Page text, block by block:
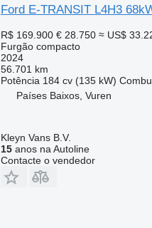
Ford E-TRANSIT L4H3
R$ 169.900 € 28.750 ≈ US$
Furgão compacto
2024
56.701 km
Potência 184 cv (135 kW)
Países Baixos, Vuren
Kleyn Vans B.V.
15anos na Autoline
Contacte o vendedor